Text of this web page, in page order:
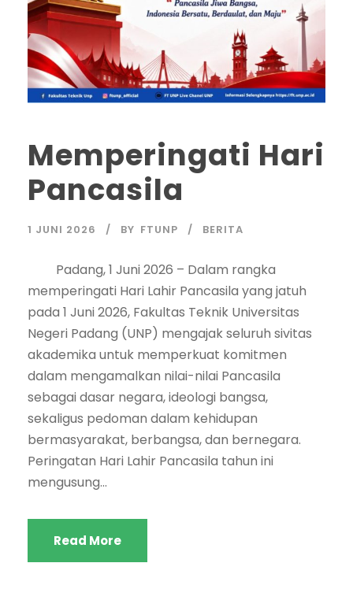
Memperingati Hari
Pancasila
1 JUNI 2026 BY FTUNP BERITA
Padang, 1 Juni 2026 – Dalam rangka
memperingati Hari Lahir Pancasila yang jatuh
pada 1 Juni 2026, Fakultas Teknik Universitas
Negeri Padang (UNP) mengajak seluruh sivitas
akademika untuk memperkuat komitmen
dalam mengamalkan nilai-nilai Pancasila
sebagai dasar negara, ideologi bangsa,
sekaligus pedoman dalam kehidupan
bermasyarakat, berbangsa, dan bernegara.
Peringatan Hari Lahir Pancasila tahun ini
mengusung...
Read More